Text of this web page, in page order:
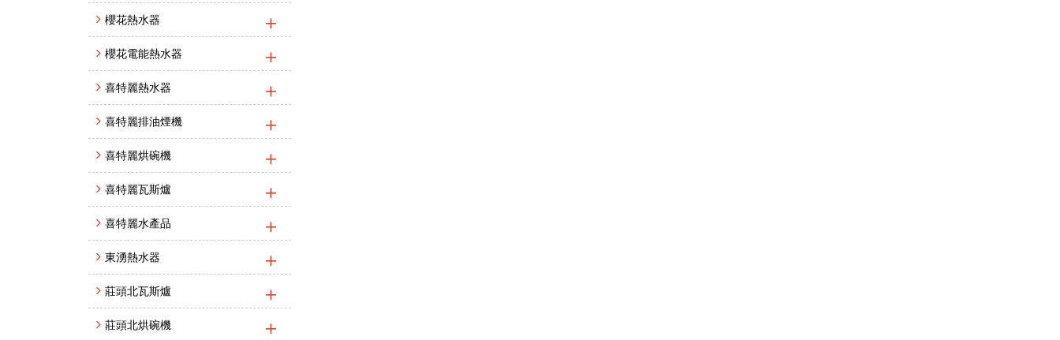
櫻花熱水器
櫻花電能熱水器
喜特麗熱水器
喜特麗排油煙機
喜特麗烘碗機
喜特麗瓦斯爐
喜特麗水產品
東湧熱水器
莊頭北瓦斯爐
莊頭北烘碗機